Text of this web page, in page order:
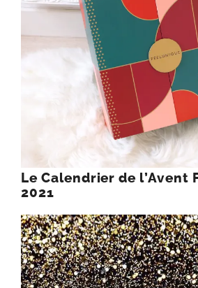
Le Calendrier de l’Avent
2021